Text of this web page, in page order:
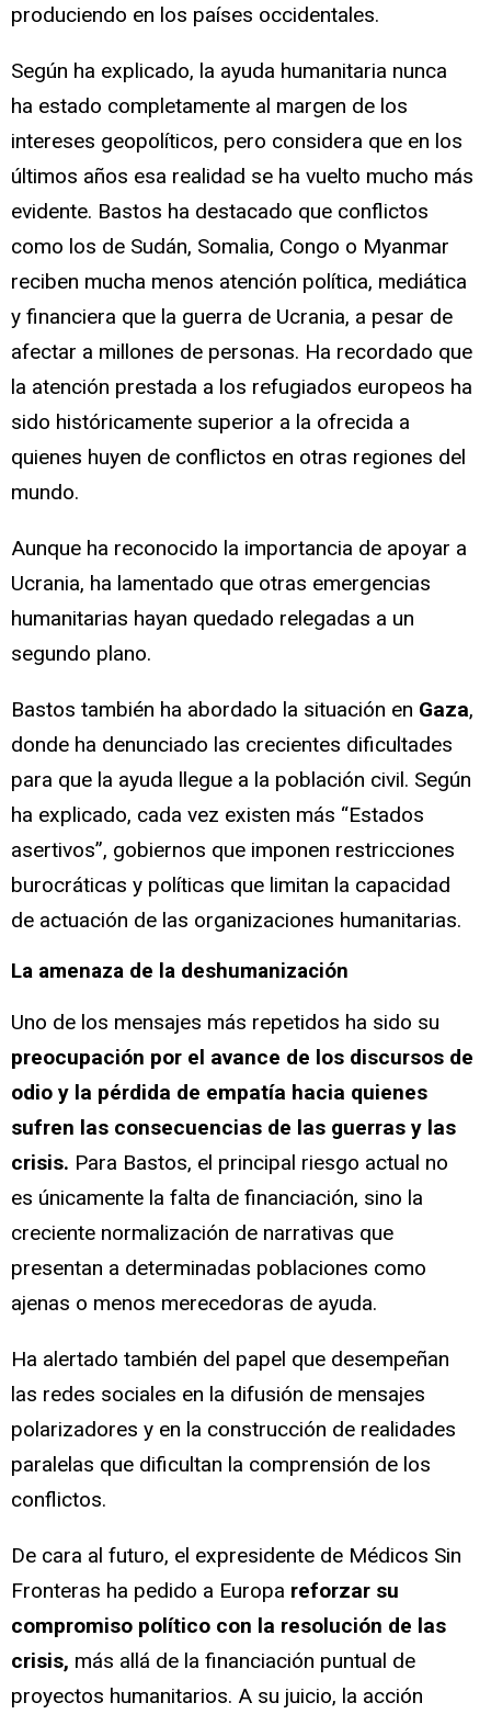
produciendo en los países occidentales.
Según ha explicado, la ayuda humanitaria nunca
ha estado completamente al margen de los
intereses geopolíticos, pero considera que en los
últimos años esa realidad se ha vuelto mucho más
evidente. Bastos ha destacado que conflictos
como los de Sudán, Somalia, Congo o Myanmar
reciben mucha menos atención política, mediática
y financiera que la guerra de Ucrania, a pesar de
afectar a millones de personas. Ha recordado que
la atención prestada a los refugiados europeos ha
sido históricamente superior a la ofrecida a
quienes huyen de conflictos en otras regiones del
mundo.
Aunque ha reconocido la importancia de apoyar a
Ucrania, ha lamentado que otras emergencias
humanitarias hayan quedado relegadas a un
segundo plano.
Bastos también ha abordado la situación en Gaza,
donde ha denunciado las crecientes dificultades
para que la ayuda llegue a la población civil. Según
ha explicado, cada vez existen más “Estados
asertivos”, gobiernos que imponen restricciones
burocráticas y políticas que limitan la capacidad
de actuación de las organizaciones humanitarias.
La amenaza de la deshumanización
Uno de los mensajes más repetidos ha sido su
preocupación por el avance de los discursos de
odio y la pérdida de empatía hacia quienes
sufren las consecuencias de las guerras y las
crisis. Para Bastos, el principal riesgo actual no
es únicamente la falta de financiación, sino la
creciente normalización de narrativas que
presentan a determinadas poblaciones como
ajenas o menos merecedoras de ayuda.
Ha alertado también del papel que desempeñan
las redes sociales en la difusión de mensajes
polarizadores y en la construcción de realidades
paralelas que dificultan la comprensión de los
conflictos.
De cara al futuro, el expresidente de Médicos Sin
Fronteras ha pedido a Europa reforzar su
compromiso político con la resolución de las
crisis, más allá de la financiación puntual de
proyectos humanitarios. A su juicio, la acción